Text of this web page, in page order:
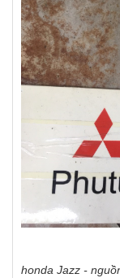
(Mô tơ
honda Jazz -